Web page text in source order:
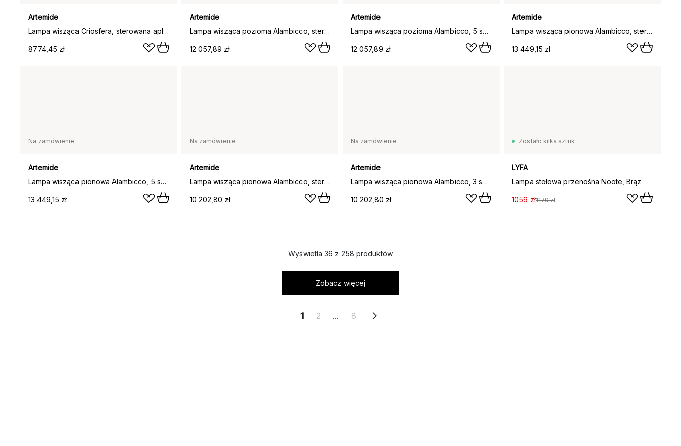
Artemide
Lampa wisząca Criosfera, sterowana aplikacją, Poziomy
8774,45 zł
Artemide
Lampa wisząca pozioma Alambicco, sterowana aplikacją, 5 szklanych kloszy
12 057,89 zł
Artemide
Lampa wisząca pozioma Alambicco, 5 szklanych kloszy
12 057,89 zł
Artemide
Lampa wisząca pionowa Alambicco, sterowana aplikacją, 5 szklanych kloszy
13 449,15 zł
Na zamówienie
Artemide
Lampa wisząca pionowa Alambicco, 5 szklanych kloszy
13 449,15 zł
Na zamówienie
Artemide
Lampa wisząca pionowa Alambicco, sterowana aplikacją, 3 szklane klosze
10 202,80 zł
Na zamówienie
Artemide
Lampa wisząca pionowa Alambicco, 3 szklane klosze
10 202,80 zł
Zostało kilka sztuk
LYFA
Lampa stołowa przenośna Noote, Brąz
1059 zł1179 zł
Wyświetla 36 z 258 produktów
Zobacz więcej
1 2 ... 8